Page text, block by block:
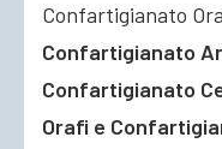
Confartigianato
Confartigianato
Confartigianato
Orafi e